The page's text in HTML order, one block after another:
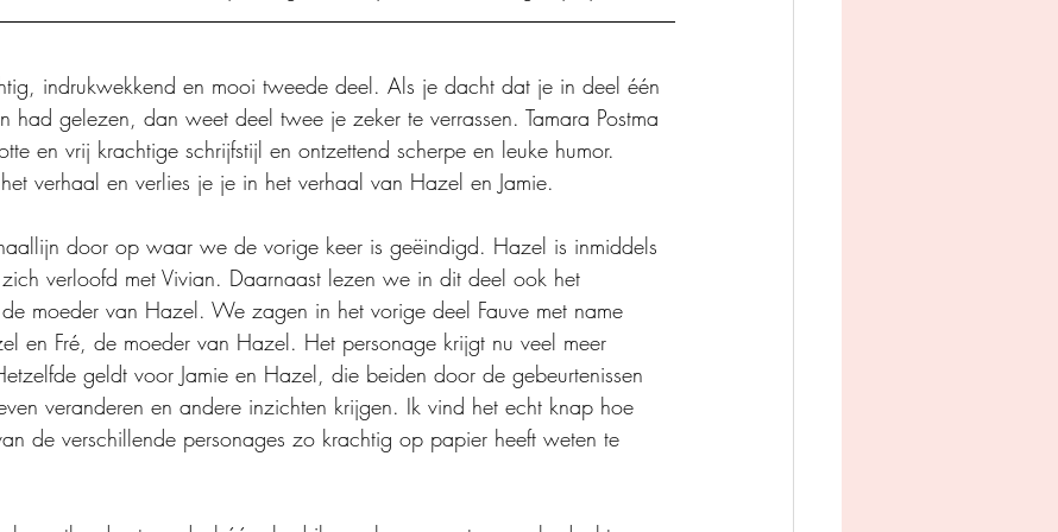
indrukwekkend en mooi tweede deel. Als je dacht dat je in deel één
had gelezen, dan weet deel twee je zeker te verrassen. Tamara Postma
en vrij krachtige schrijfstijl en ontzettend scherpe en leuke humor.
verhaal en verlies je je in het verhaal van Hazel en Jamie.
door op waar we de vorige keer is geëindigd. Hazel is inmiddels
zich verloofd met Vivian. Daarnaast lezen we in dit deel ook het
moeder van Hazel. We zagen in het vorige deel Fauve met name
en Fré, de moeder van Hazel. Het personage krijgt nu veel meer
geldt voor Jamie en Hazel, die beiden door de gebeurtenissen
veranderen en andere inzichten krijgen. Ik vind het echt knap hoe
de verschillende personages zo krachtig op papier heeft weten te